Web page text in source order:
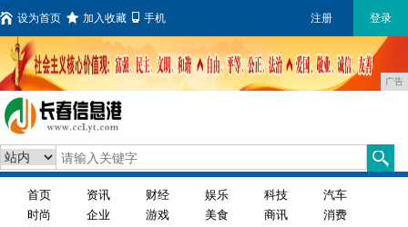
设为首页 加入收藏 手机 注册 登录
广告
首页 资讯 财经 娱乐 科技
汽车
时尚
企业 游戏 美食 商讯
消费